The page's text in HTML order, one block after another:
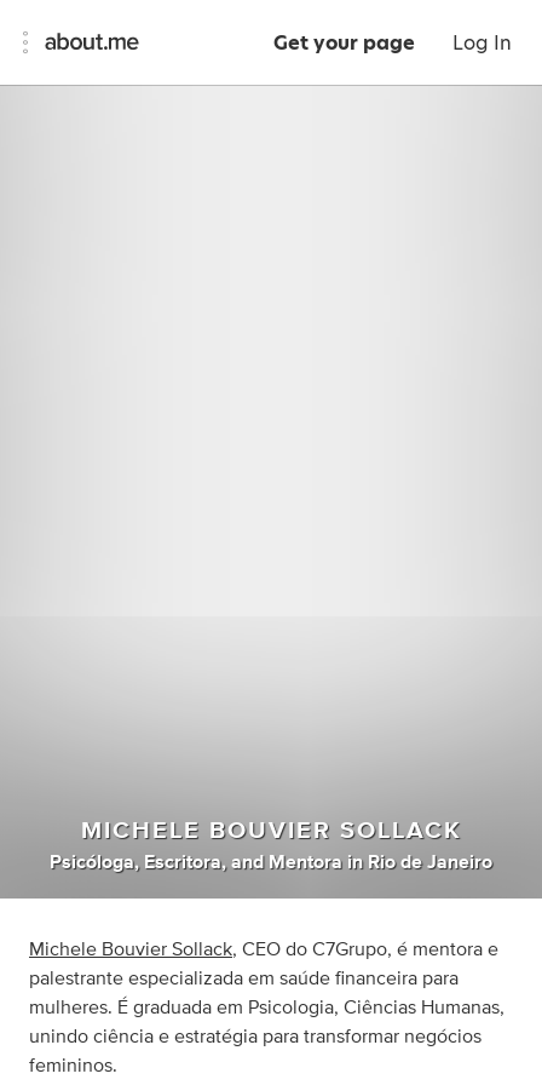
Get your page Log In
MICHELE BOUVIER SOLLACK
Psicóloga, Escritora, and Mentora in Rio de Janeiro
Michele Bouvier Sollack, CEO do C7Grupo, é mentora e
palestrante especializada em saúde financeira para
mulheres. É graduada em Psicologia, Ciências Humanas,
unindo ciência e estratégia para transformar negócios
femininos.